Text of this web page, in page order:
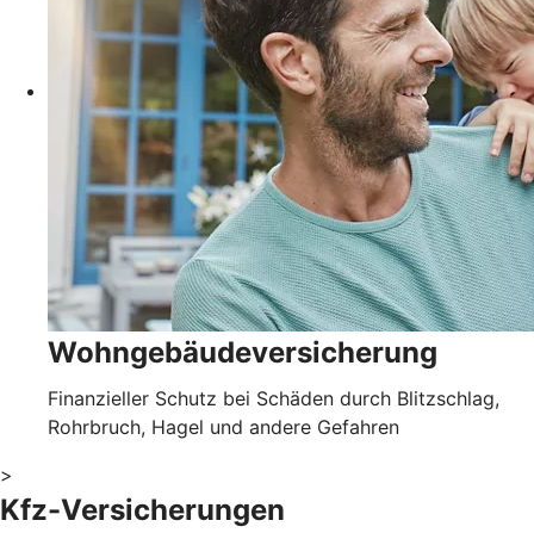
Wohngebäudever­sicherung
Finanzieller Schutz bei Schäden durch Blitzschlag,
Rohrbruch, Hagel und andere Gefahren
>
Kfz-Versicherungen